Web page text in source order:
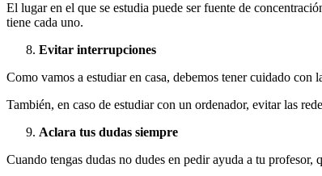
El lugar en el que se estudia puede ser fuente de
tiene cada uno.
Evitar interrupciones
Como vamos a estudiar en casa, debemos tener cuidado con
También, en caso de estudiar con un ordenador, evitar las
Aclara tus dudas siempre
Cuando tengas dudas no dudes en pedir ayuda a tu